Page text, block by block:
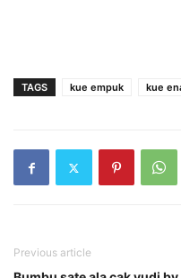
TAGS kue empuk kue
Previous article